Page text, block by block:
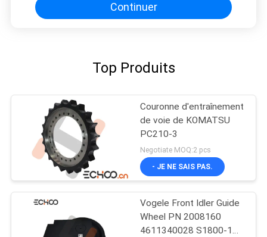
Continuer
Top Produits
Couronne d'entraînement
de voie de KOMATSU
PC210-3
Negotiate MOQ:2 pcs
- JE NE SAIS PAS.
Vogele Front Idler Guide
Wheel PN 2008160
4611340028 S1800-1